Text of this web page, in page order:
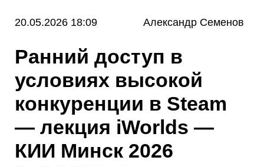
20.05.2026 18:09 Александр Семенов
Ранний доступ в
условиях высокой
конкуренции в Steam
— лекция iWorlds —
КИИ Минск 2026